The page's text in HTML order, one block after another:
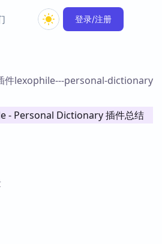
Obsidian 教程
登录/注册
件lexophile---personal-dictionary
- Personal Dictionary 插件总结